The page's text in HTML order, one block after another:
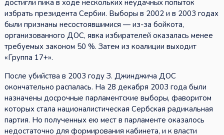
достигли пика в ходе нескольких неудачных попыток
избрать президента Сербии. Выборы в 2002 и в 2003 годах
были признаны несостоявшимися — из-за бойкота,
организованного ДОС, явка избирателей оказалась менее
требуемых законом 50 %. Затем из коалиции выходит
«Группа 17+».
После убийства в 2003 году З. Джинджича ДОС
окончательно распалась. На 28 декабря 2003 года были
назначены досрочные парламентские выборы, фаворитом
которых стала националистическая Сербская радикальная
партия. Но полученных ею мест в парламенте оказалось
недостаточно для формирования кабинета, и к власти